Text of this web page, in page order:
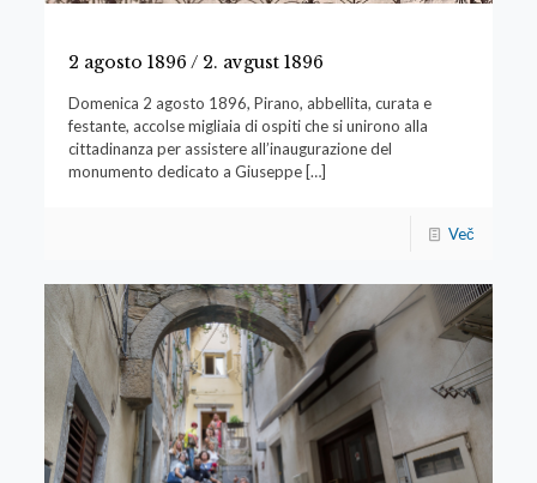
2 agosto 1896 / 2. avgust 1896
Domenica 2 agosto 1896, Pirano, abbellita, curata e
festante, accolse migliaia di ospiti che si unirono alla
cittadinanza per assistere all’inaugurazione del
monumento dedicato a Giuseppe[…]
Več